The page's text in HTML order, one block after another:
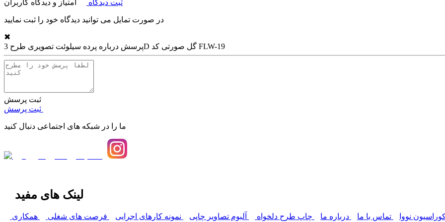
ثبت دیدگاه امتیاز و دیدگاه کاربران
در صورت تمایل می توانید دیدگاه خود را ثبت نمایید
✖
پرسش درباره
پرده سیلوئت تصویری طرح 3D گل صورتی کد FLW-19
ثبت پرسش
ما را در شبکه های اجتماعی دنبال کنید
لینک های مفید
نووا تماس با ما درباره ما چاپ طرح دلخواه آلبوم تصاویر چاپی نمونه کارهای اجرایی فرصت های شغلی همکاری